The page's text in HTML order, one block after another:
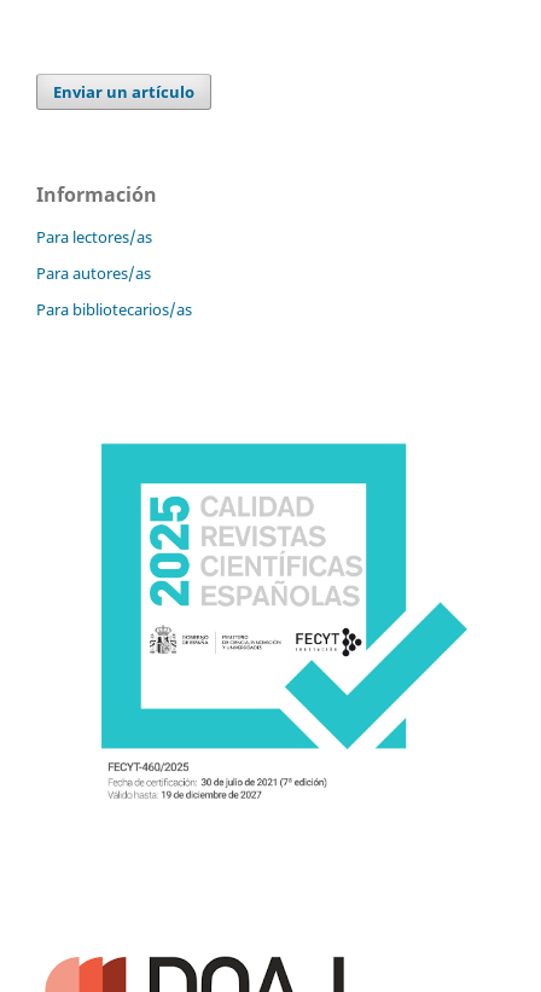
Enviar un artículo
Información
Para lectores/as
Para autores/as
Para bibliotecarios/as